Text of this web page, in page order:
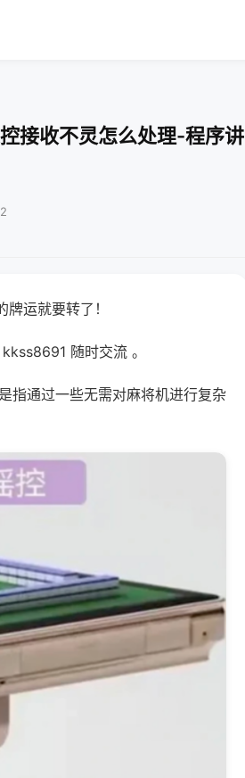
接收不灵怎么处理-程序讲
运就要转了！
随时交流 。
指通过一些无需对麻将机进行复杂